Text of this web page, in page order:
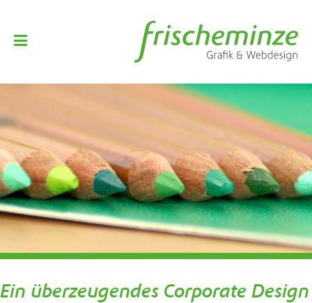
Ein überzeugendes Corporate Design